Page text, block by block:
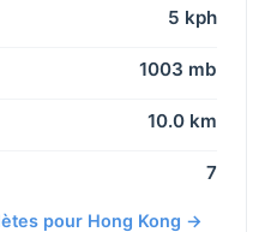
5 kph
1003 mb
10.0 km
7
pour Hong Kong →